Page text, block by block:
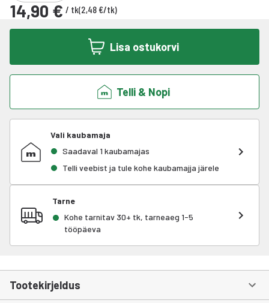
14,90 € / tk(2,48 €/tk)
Lisa ostukorvi
Telli & Nopi
Vali kaubamaja
Saadaval 1 kaubamajas
Telli veebist ja tule kohe kaubamajja järele
Tarne
Kohe tarnitav 30+ tk, tarneaeg 1-5
tööpäeva
Tootekirjeldus